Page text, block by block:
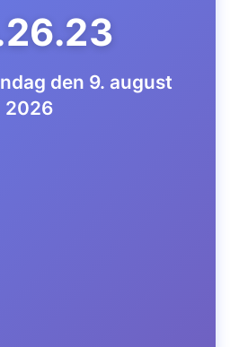
den 9. august
2026